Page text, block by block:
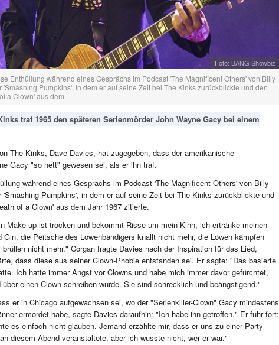
Foto: BANG Showbiz
Enthüllung während eines Gesprächs im Podcast 'The Magnificent Others' von Billy
Pumpkins', in dem er auf seine Zeit bei The Kinks zurückblickte und den
a Clown' aus dem
traf 1965 den späteren Serienmörder John Wayne Gacy bei einem
The Kinks, Dave Davies, hat zugegeben, dass der amerikanische
Gacy "so nett" gewesen sei, als er ihn traf.
während eines Gesprächs im Podcast 'The Magnificent Others' von Billy
'Smashing Pumpkins', in dem er auf seine Zeit bei The Kinks zurückblickte und
of a Clown' aus dem Jahr 1967 zitierte.
Make-up ist trocken und bekommt Risse um mein Kinn, ich ertränke meinen
Gin, die Peitsche des Löwenbändigers knallt nicht mehr, die Löwen kämpfen
nicht mehr." Corgan fragte Davies nach der Inspiration für das Lied,
dass diese aus seiner Clown-Phobie entstanden sei. Er sagte: "Das basierte
Ich hatte immer Angst vor Clowns und habe mich immer davor gefürchtet,
einen Clown schreiben würde. Sie sind schrecklich und beängstigend."
er in Chicago aufgewachsen sei, wo der "Serienkiller-Clown" Gacy mindestens
ermordet habe, sagte Davies daraufhin: "Ich habe ihn getroffen." Er fuhr fort:
es einfach nicht glauben. Jemand erzählte mir, dass er uns zu einer Party
diesem Abend veranstaltete, aber ich wusste nicht, wer er war."